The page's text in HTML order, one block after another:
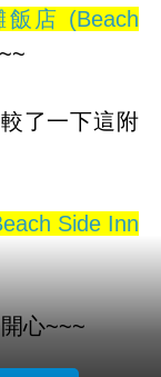
飯店 (Beach
了一下這附
Side Inn
心~~~